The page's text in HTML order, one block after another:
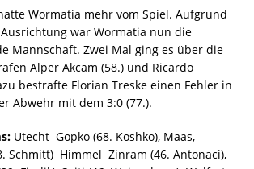
Wormatia mehr vom Spiel. Aufgrund
war Wormatia nun die
Mannschaft. Zwei Mal ging es über die
Alper Akcam (58.) und Ricardo
bestrafte Florian Treske einen Fehler in
Abwehr mit dem 3:0 (77.).
Utecht  Gopko (68. Koshko), Maas,
Schmitt)  Himmel  Zinram (46. Antonaci),